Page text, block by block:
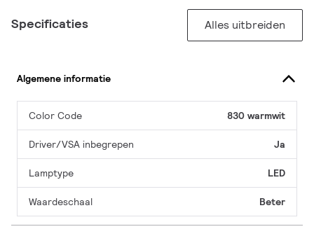
Specificaties Alles uitbreiden
Algemene informatie
Color Code 830 warmwit
Driver/VSA inbegrepen Ja
Lamptype LED
Waardeschaal Beter